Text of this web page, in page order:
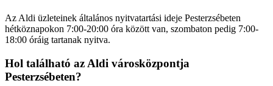
Az Aldi üzleteinek általános nyitvatartási ideje Pesterzsébeten
hétköznapokon 7:00-20:00 óra között van, szombaton pedig 7:00-
18:00 óráig tartanak nyitva.
Hol található az Aldi városközpontja
Pesterzsébeten?